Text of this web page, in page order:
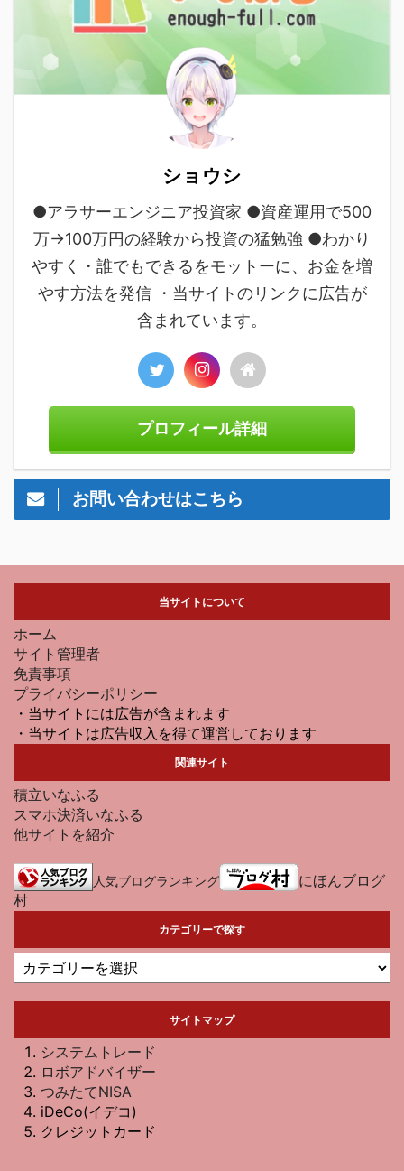
ショウシ
●アラサーエンジニア投資家 ●資産運用で500
万→100万円の経験から投資の猛勉強 ●わかり
やすく・誰でもできるをモットーに、お金を増
やす方法を発信 ・当サイトのリンクに広告が
含まれています。
プロフィール詳細
お問い合わせはこちら
当サイトについて
ホーム
サイト管理者
免責事項
プライバシーポリシー
・当サイトには広告が含まれます
・当サイトは広告収入を得て運営しております
関連サイト
積立いなふる
スマホ決済いなふる
他サイトを紹介
人気ブログランキング
にほんブログ
村
カテゴリーで探す
サイトマップ
システムトレード
ロボアドバイザー
つみたてNISA
iDeCo(イデコ)
クレジットカード